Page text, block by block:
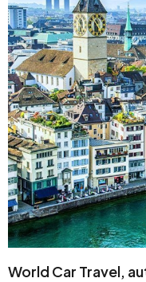
World Car Travel,